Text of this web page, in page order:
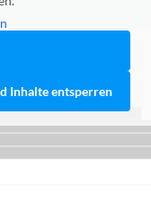
Inhalte entsperren